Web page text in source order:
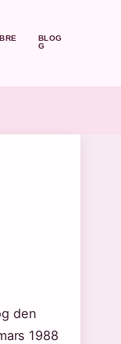
BLOG
G
den
1988